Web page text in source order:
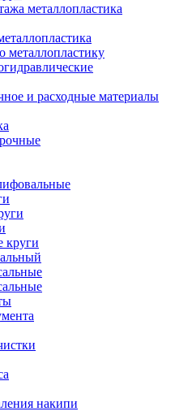
металлопластика
металлопластику
и расходные материалы
круги
накипи